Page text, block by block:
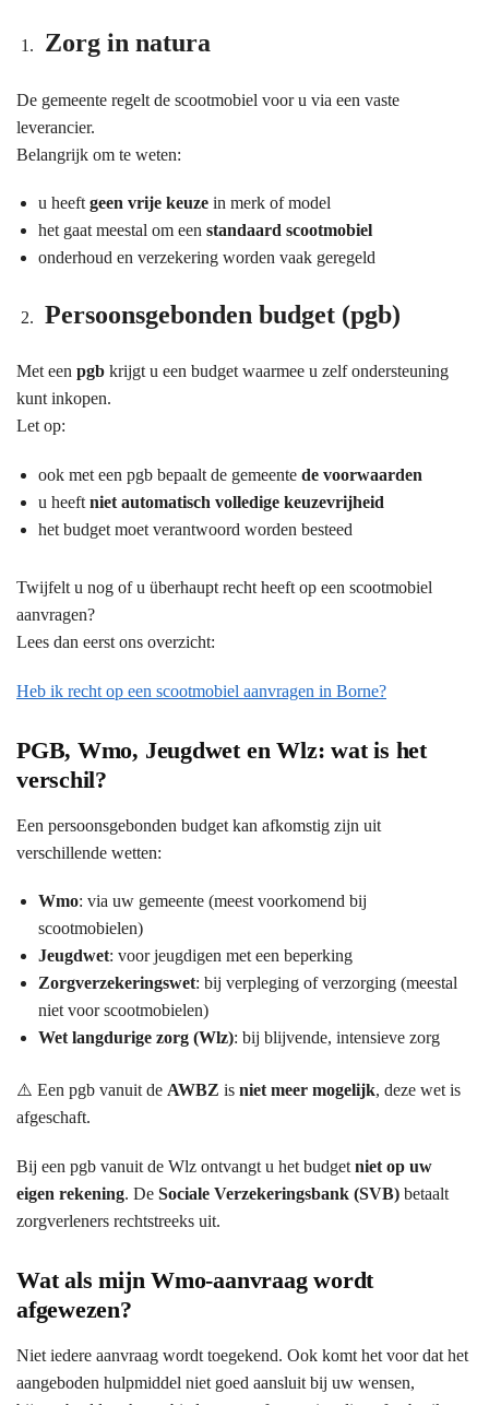
Zorg in natura
De gemeente regelt de scootmobiel voor u via een vaste
leverancier.
Belangrijk om te weten:
u heeft geen vrije keuze in merk of model
het gaat meestal om een standaard scootmobiel
onderhoud en verzekering worden vaak geregeld
Persoonsgebonden budget (pgb)
Met een pgb krijgt u een budget waarmee u zelf ondersteuning
kunt inkopen.
Let op:
ook met een pgb bepaalt de gemeente de voorwaarden
u heeft niet automatisch volledige keuzevrijheid
het budget moet verantwoord worden besteed
Twijfelt u nog of u überhaupt recht heeft op een scootmobiel
aanvragen?
Lees dan eerst ons overzicht:
Heb ik recht op een scootmobiel aanvragen in Borne?
PGB, Wmo, Jeugdwet en Wlz: wat is het
verschil?
Een persoonsgebonden budget kan afkomstig zijn uit
verschillende wetten:
Wmo: via uw gemeente (meest voorkomend bij
scootmobielen)
Jeugdwet: voor jeugdigen met een beperking
Zorgverzekeringswet: bij verpleging of verzorging (meestal
niet voor scootmobielen)
Wet langdurige zorg (Wlz): bij blijvende, intensieve zorg
⚠️ Een pgb vanuit de AWBZ is niet meer mogelijk, deze wet is
afgeschaft.
Bij een pgb vanuit de Wlz ontvangt u het budget niet op uw
eigen rekening. De Sociale Verzekeringsbank (SVB) betaalt
zorgverleners rechtstreeks uit.
Wat als mijn Wmo-aanvraag wordt
afgewezen?
Niet iedere aanvraag wordt toegekend. Ook komt het voor dat het
aangeboden hulpmiddel niet goed aansluit bij uw wensen,